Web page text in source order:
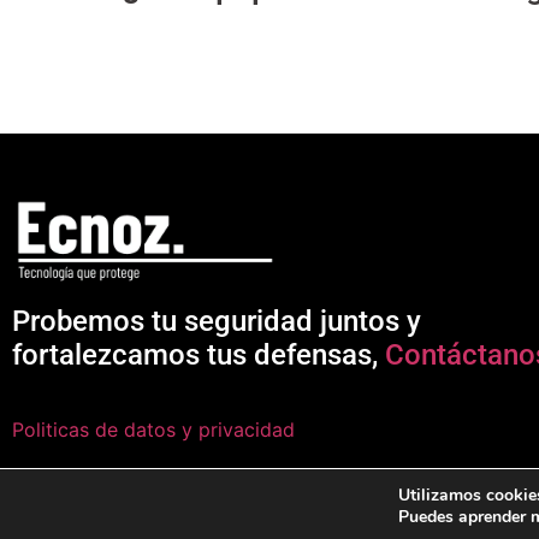
Probemos tu seguridad juntos y
fortalezcamos tus defensas,
Politicas de datos y privacidad
Utilizamos
Puedes